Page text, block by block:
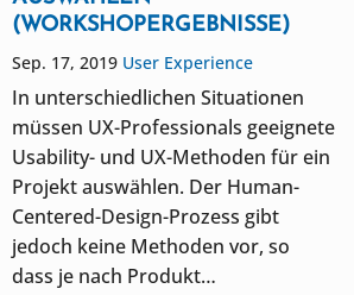
(WORKSHOPERGEBNISSE)
Sep. 17, 2019 User Experience
In unterschiedlichen Situationen
müssen UX-Professionals geeignete
Usability- und UX-Methoden für ein
Projekt auswählen. Der Human-
Centered-Design-Prozess gibt
jedoch keine Methoden vor, so
dass je nach Produkt…